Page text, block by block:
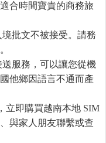
合時間寶貴的商務旅
境批文不被接受。請務
送服務，可以讓您從機
他鄉因語言不通而產
立即購買越南本地 SIM
與家人朋友聯繫或查